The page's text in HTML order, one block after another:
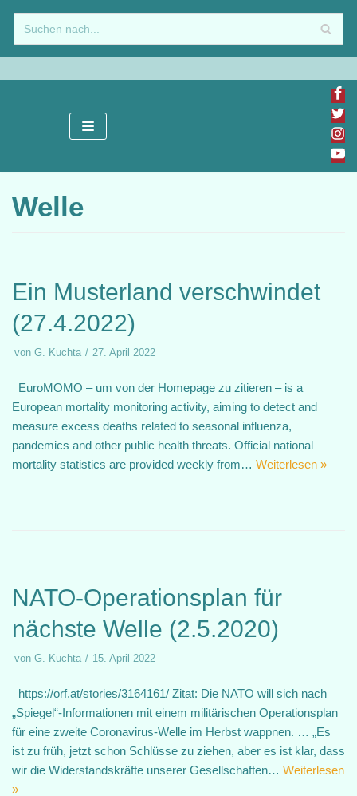
Zum
Inhalt
springen
Welle
Ein Musterland verschwindet
(27.4.2022)
von G. Kuchta 27. April 2022
EuroMOMO – um von der Homepage zu zitieren – is a
European mortality monitoring activity, aiming to detect and
measure excess deaths related to seasonal influenza,
pandemics and other public health threats. Official national
mortality statistics are provided weekly from… Weiterlesen »
NATO-Operationsplan für
nächste Welle (2.5.2020)
von G. Kuchta 15. April 2022
https://orf.at/stories/3164161/ Zitat: Die NATO will sich nach
„Spiegel“-Informationen mit einem militärischen Operationsplan
für eine zweite Coronavirus-Welle im Herbst wappnen. … „Es
ist zu früh, jetzt schon Schlüsse zu ziehen, aber es ist klar, dass
wir die Widerstandskräfte unserer Gesellschaften… Weiterlesen
»